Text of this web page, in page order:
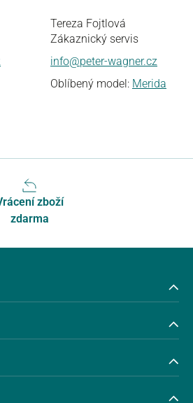
Tereza Fojtlová
Zákaznický servis
info@peter-wagner.cz
Oblíbený model: Merida
zboží
zdarma